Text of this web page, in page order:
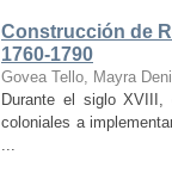
Construcción de
1760-1790
Govea Tello, Mayra
Durante el siglo
coloniales a
...